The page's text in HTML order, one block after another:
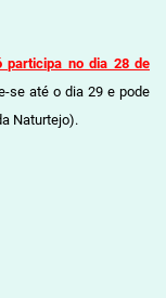
participa no dia 28 de
se até o dia 29 e pode
Naturtejo).